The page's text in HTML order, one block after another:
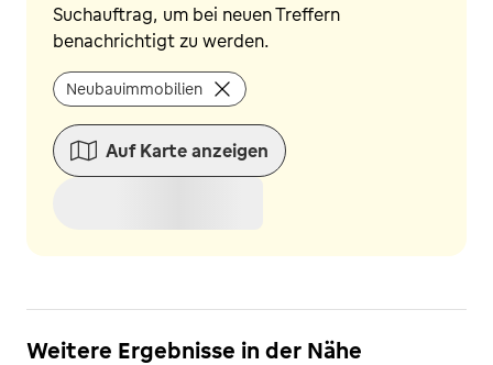
Suchauftrag, um bei neuen Treffern
benachrichtigt zu werden.
Neubauimmobilien
Auf Karte anzeigen
Weitere Ergebnisse in der Nähe